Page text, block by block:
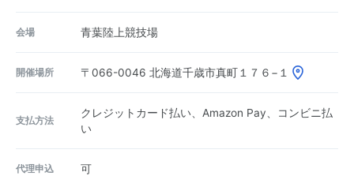
会場 青葉陸上競技場
開催場所 〒066-0046 北海道千歳市真町１７６−１
支払方法
クレジットカード払い、Amazon Pay、コンビニ払
い
代理申込 可